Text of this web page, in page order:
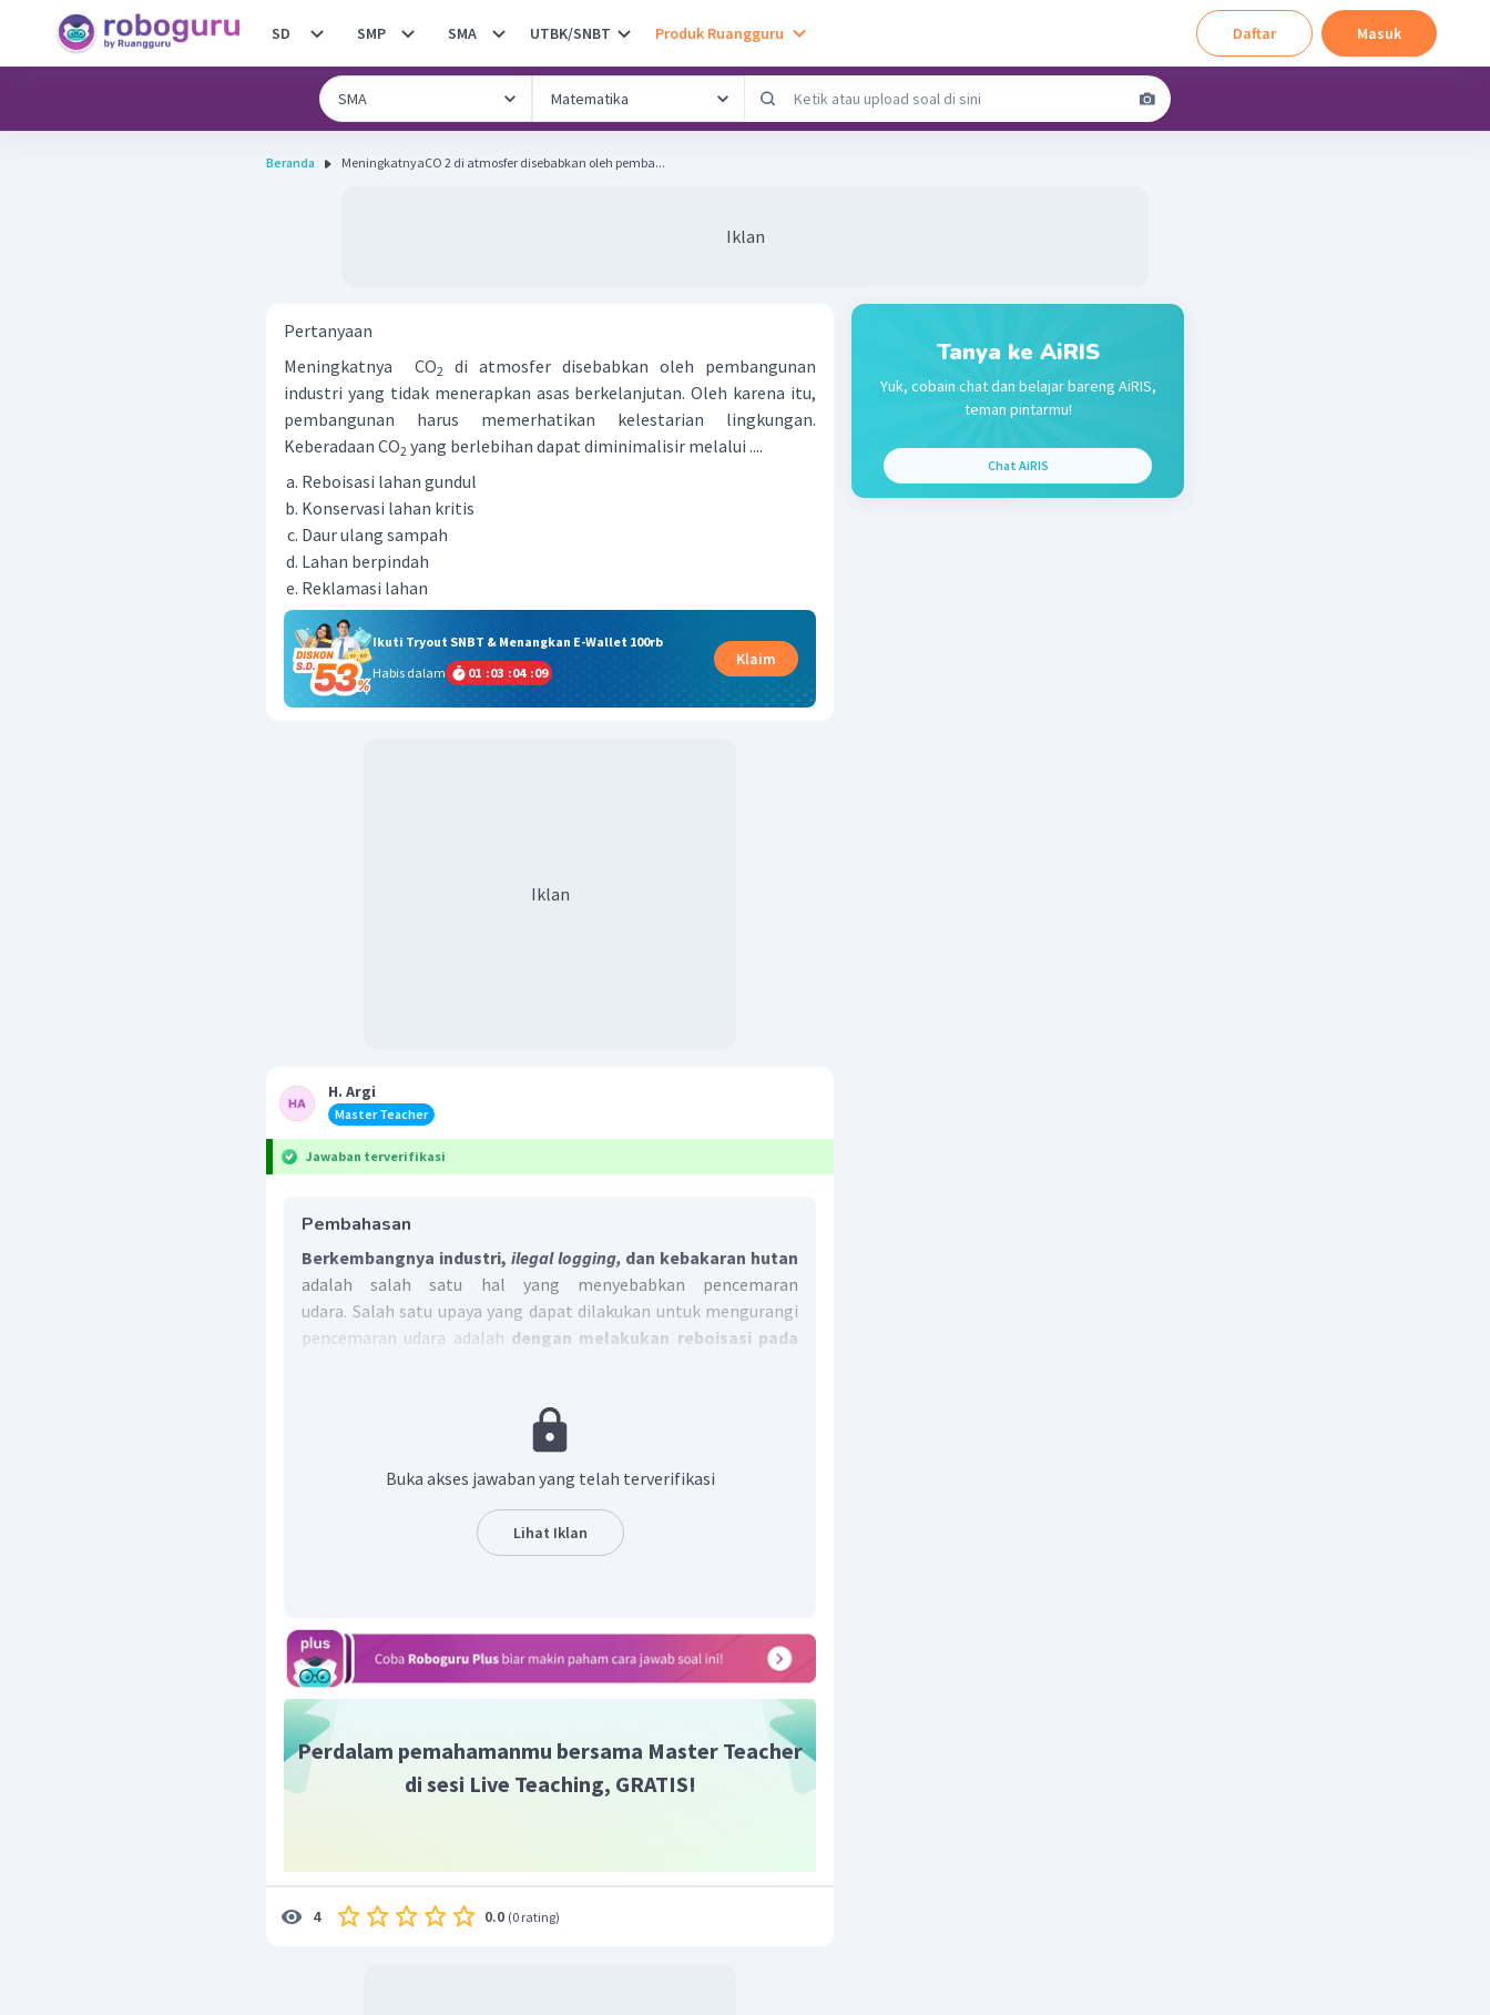
SD SMP SMA UTBK/SNBT Produk Ruangguru Daftar Masuk
Beranda MeningkatnyaCO 2 di atmosfer disebabkan oleh pemba...
Iklan
Pertanyaan
Meningkatnya CO2
di atmosfer disebabkan oleh pembangunan
industri yang tidak menerapkan asas berkelanjutan. Oleh karena itu,
pembangunan harus memerhatikan kelestarian lingkungan.
Keberadaan CO2 yang berlebihan dapat diminimalisir melalui ....
Reboisasi lahan gundul
Konservasi lahan kritis
Daur ulang sampah
Lahan berpindah
Reklamasi lahan
Ikuti Tryout SNBT & Menangkan E-Wallet 100rb
Habis dalam
01 :03 :04 :09
Klaim
Iklan
H. Argi
Master Teacher
Jawaban terverifikasi
Pembahasan
Berkembangnya industri, ilegal logging, dan kebakaran hutan
adalah salah satu hal yang menyebabkan pencemaran
udara. Salah satu upaya yang dapat dilakukan untuk mengurangi
pencemaran udara adalah dengan melakukan reboisasi pada
dan udara menjadi lebih bersih.
Jadi, jawaban yang benar adalah A.
Buka akses jawaban yang telah terverifikasi
Lihat Iklan
Perdalam pemahamanmu bersama Master Teacher
di sesi Live Teaching, GRATIS!
4 0.0 (0 rating)
Tanya ke AiRIS
Yuk, cobain chat dan belajar bareng AiRIS,
teman pintarmu!
Chat AiRIS